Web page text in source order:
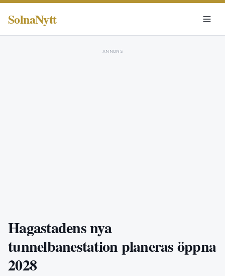
SolnaNytt
ANNONS
Hagastadens nya
tunnelbanestation planeras öppna
2028